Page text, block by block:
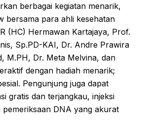
berbagai kegiatan menarik,
bersama para ahli kesehatan
(HC) Hermawan Kartajaya, Prof.
Sp.PD-KAI, Dr. Andre Prawira
M.PH, Dr. Meta Melvina, dan
dengan hadiah menarik;
Pengunjung juga dapat
gratis dan terjangkau, injeksi
pemeriksaan DNA yang akurat